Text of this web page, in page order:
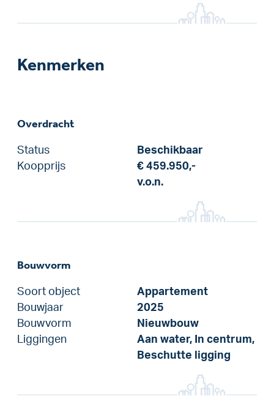
Kenmerken
Overdracht
Status
Beschikbaar
Koopprijs
€ 459.950,-
v.o.n.
Bouwvorm
Soort object
Appartement
Bouwjaar
2025
Bouwvorm
Nieuwbouw
Liggingen
Aan water, In centrum,
Beschutte ligging